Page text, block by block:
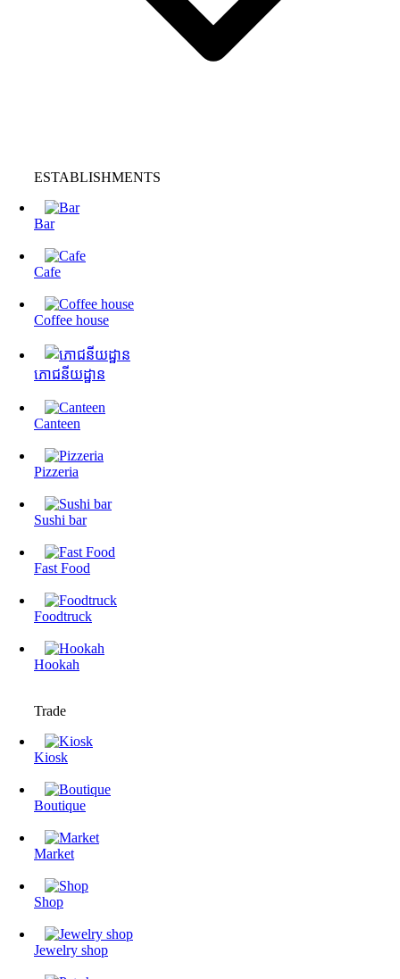
ESTABLISHMENTS
Bar
Cafe
Coffee house
ភោជនីយដ្ឋាន
Canteen
Pizzeria
Sushi bar
Fast Food
Foodtruck
Hookah
Trade
Kiosk
Boutique
Market
Shop
Jewelry shop